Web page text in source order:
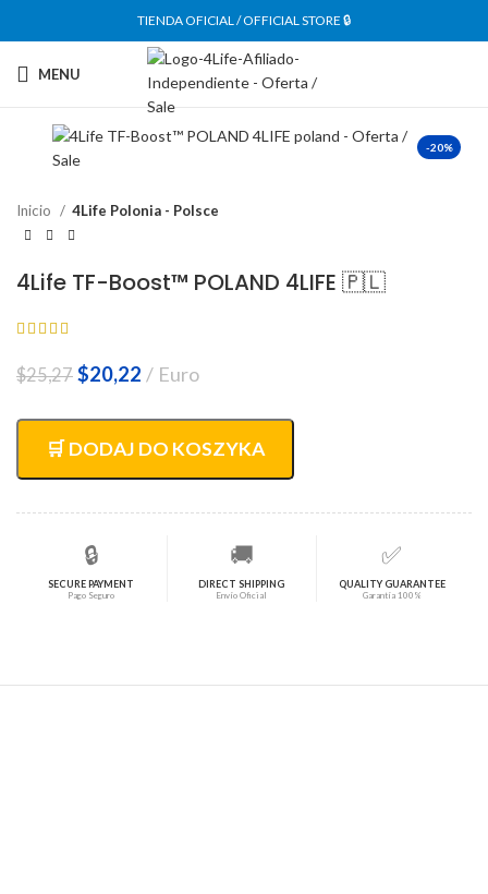
TIENDA OFICIAL / OFFICIAL STORE 🔒
MENU
-20%
Inicio 4Life Polonia - Polsce
4Life TF-Boost™ POLAND 4LIFE 🇵🇱
$25,27 El
original
era:
$25,27.
$20,22 El
actual
es:
$20,22.
Euro
🛒 DODAJ DO KOSZYKA
🔒
SECURE PAYMENT
Pago Seguro
🚚
DIRECT SHIPPING
Envío Oficial
✅
QUALITY GUARANTEE
Garantía 100%